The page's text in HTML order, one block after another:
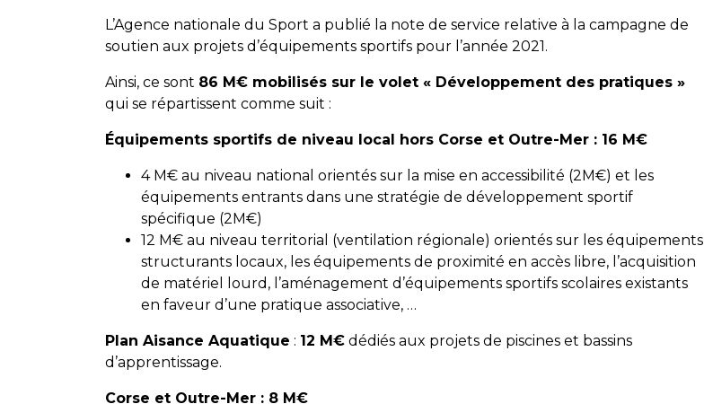
L’Agence nationale du Sport a publié la note de service relative à la campagne de
soutien aux projets d’équipements sportifs pour l’année 2021.
Ainsi, ce sont 86 M€ mobilisés sur le volet « Développement des pratiques »
qui se répartissent comme suit :
Équipements sportifs de niveau local hors Corse et Outre-Mer : 16 M€
4 M€ au niveau national orientés sur la mise en accessibilité (2M€) et les
équipements entrants dans une stratégie de développement sportif
spécifique (2M€)
12 M€ au niveau territorial (ventilation régionale) orientés sur les équipements
structurants locaux, les équipements de proximité en accès libre, l’acquisition
de matériel lourd, l’aménagement d’équipements sportifs scolaires existants
en faveur d’une pratique associative, …
Plan Aisance Aquatique : 12 M€ dédiés aux projets de piscines et bassins
d’apprentissage.
Corse et Outre-Mer : 8 M€